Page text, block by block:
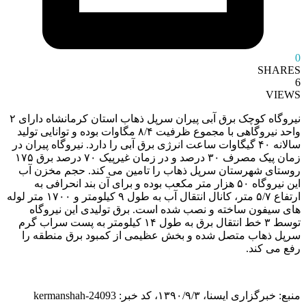
0
SHARES
6
VIEWS
نیروگاه کوچک برق آبی پیران سرپل ذهاب استان کرمانشاه دارای ۲
واحد نیروگاهی با مجموع ظرفیت ۸/۴ مگاوات بوده و توانایی تولید
سالانه ۴۰ گیگاوات ساعت انرژی برق آبی را دارد. نیروگاه پیران در
زمان پیک مصرف ۳۰ درصد و در زمان غیرپیک ۷۰ درصد برق ۱۷۵
روستای شهرستان سرپل ذهاب را تامین می کند. حجم مخزن آب
این نیروگاه ۵۰ هزار متر مکعب بوده و برای آن بند انحرافی به
ارتفاع ۵/۷ متر، کانال انتقال آب به طول ۹ کیلومتر و ۱۷۰۰ متر لوله
های سیفون ساخته و نصب شده است. برق تولیدی این نیروگاه
توسط ۳ خط انتقال برق به طول ۱۴ کیلومتر به پست سراب گرم
سرپل ذهاب متصل شده و بخش عظیمی از کمبود برق منطقه را
رفع می کند.
منبع: خبرگزاری ایسنا، ۱۳۹۰/۹/۳، کد خبر: kermanshah-24093